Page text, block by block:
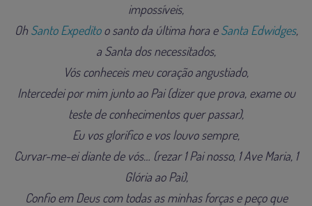
impossíveis,
Oh Santo Expeditoo santo da última hora eSanta Edwidges,
a Santa dos necessitados,
Vós conheceis meu coração angustiado,
Intercedei por mim junto ao Pai (dizer que prova, exame ou
teste de conhecimentos quer passar),
Eu vos glorifico e vos louvo sempre,
Curvar-me-ei diante de vós… (rezar 1 Pai nosso, 1 Ave Maria, 1
Glória ao Pai),
Confio em Deus com todas as minhas forças e peço que